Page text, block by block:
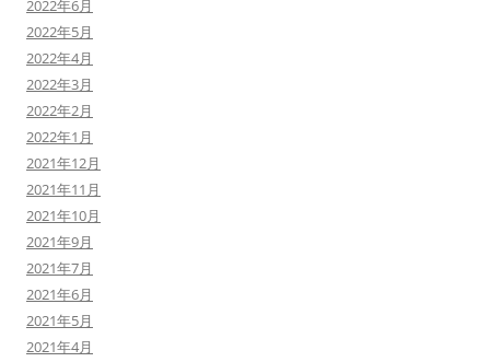
2022年6月
2022年5月
2022年4月
2022年3月
2022年2月
2022年1月
2021年12月
2021年11月
2021年10月
2021年9月
2021年7月
2021年6月
2021年5月
2021年4月